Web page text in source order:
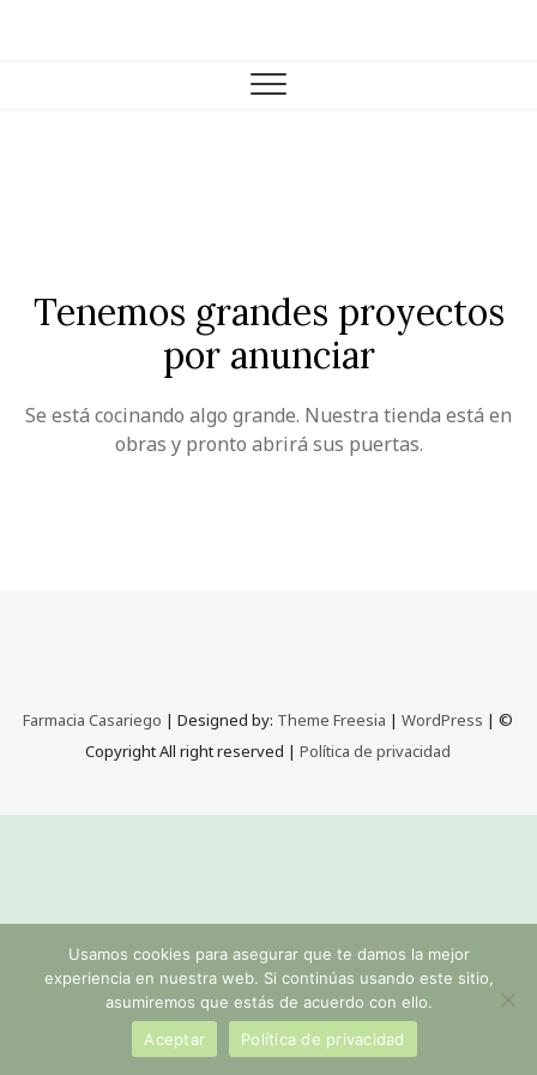
Farmacia Casariego
Tenemos grandes proyectos
por anunciar
Se está cocinando algo grande. Nuestra tienda está en
obras y pronto abrirá sus puertas.
Farmacia Casariego | Designed by: Theme Freesia |WordPress | ©
Copyright All right reserved |Política de privacidad
Usamos cookies para asegurar que te damos la mejor
experiencia en nuestra web. Si continúas usando este sitio,
asumiremos que estás de acuerdo con ello.
Aceptar
Política de privacidad